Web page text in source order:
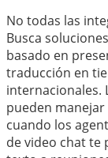
No todas las
Busca
basado en
traducción en
internacionales.
pueden
cuando los
de video chat te